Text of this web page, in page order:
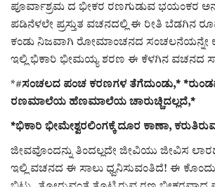
ಪೂರ್ವಾಶ್ರಮ ದ ಭೀಕರ ರಣಗುಡುವ ಭಯಂಕರ
ಪಡಿನೆಳಲೇ ಪ್ರಸ್ತುತ ವಚನದಲ್ಲಿ ಈ ರೀತಿ ಬೆಡಗಿನ
ಕಂಡು ನಿಜವಾಗಿ ರೋಮಾಂಚನದ ಸಂಚಲನೆಯನ್ನೇ
ಇಲ್ಲಿ ಭಿಕಾರಿ ಭೀಮಯ್ಯ ಶರಣ ಈ ಕೆಳಗಿನ ವಚನದ
*#ಸಂಚಲದ ಪಂಚ ಕರಣಗಳ ತೆಗೆದುಂಡು,*
ರಣಮಾಲೆಯ ಹೆಣಮಾಲೆಯ ಚಾರುಚ್ಚಿದಲ್ಲದೆ,*
*ಭಿಕಾರಿ ಭೀಮೇಶ್ವರಲಿಂಗಕ್ಕೆ ದೂರ ಕಾಣಾ,
ಜೀವವೊಂದನ್ನು ತಿಂದಲ್ಲದೇ ಜೀವಿಯು ಜೀವಿಸ
ಇಲ್ಲಿ ವಚನದ ಈ ಸಾಲು ಧ್ವನಿಸುವಂತಿದೆ! ಈ